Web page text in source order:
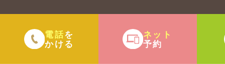
電話を
かける
ネット
予約